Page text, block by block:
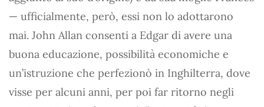
— ufficialmente, però, essi non lo adottarono
mai. John Allan consenti a Edgar di avere una
buona educazione, possibilità economiche e
un’istruzione che perfezionò in Inghilterra, dove
visse per alcuni anni, per poi far ritorno negli